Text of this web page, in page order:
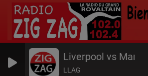
Liverpool vs
LLAG